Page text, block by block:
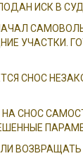
ИСК В СУД
УЧАСТКИ.
СНОС
НА СНОС